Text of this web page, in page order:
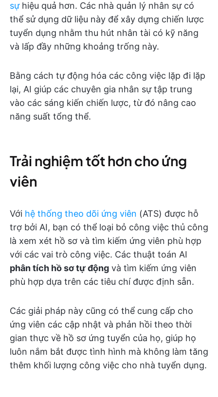
sựhiệu quả hơn. Các nhà quản lý nhân sự có
thể sử dụng dữ liệu này để xây dựng chiến lược
tuyển dụng nhằm thu hút nhân tài có kỹ năng
và lấp đầy những khoảng trống này.
Bằng cách tự động hóa các công việc lặp đi lặp
lại, AI giúp các chuyên gia nhân sự tập trung
vào các sáng kiến chiến lược, từ đó nâng cao
năng suất tổng thể.
Trải nghiệm tốt hơn cho ứng
viên
Với hệ thống theo dõi ứng viên (ATS) được hỗ
trợ bởi AI, bạn có thể loại bỏ công việc thủ công
là xem xét hồ sơ và tìm kiếm ứng viên phù hợp
với các vai trò công việc. Các thuật toán AI
phân tích hồ sơ tự động và tìm kiếm ứng viên
phù hợp dựa trên các tiêu chí được định sẵn.
Các giải pháp này cũng có thể cung cấp cho
ứng viên các cập nhật và phản hồi theo thời
gian thực về hồ sơ ứng tuyển của họ, giúp họ
luôn nắm bắt được tình hình mà không làm tăng
thêm khối lượng công việc cho nhà tuyển dụng.